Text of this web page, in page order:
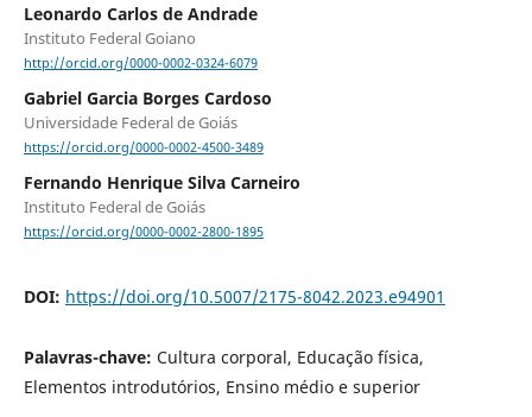
Leonardo Carlos de Andrade
Instituto Federal Goiano
http://orcid.org/0000-0002-0324-6079
Gabriel Garcia Borges Cardoso
Universidade Federal de Goiás
https://orcid.org/0000-0002-4500-3489
Fernando Henrique Silva Carneiro
Instituto Federal de Goiás
https://orcid.org/0000-0002-2800-1895
DOI: https://doi.org/10.5007/2175-8042.2023.e94901
Palavras-chave: Cultura corporal, Educação física,
Elementos introdutórios, Ensino médio e superior